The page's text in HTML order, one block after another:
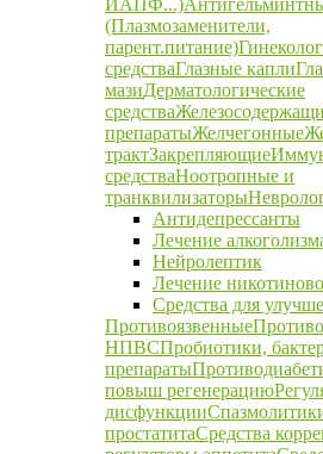
ИАПФ...)
(Плазмозаменители,
парент.питание)
средстваГлазные капли
мазиДерматологические
средства
препаратыЖелчегонные
трактЗакрепляющие
средстваНоотропные и
транквилизаторы
Антидепрессанты
Лечение
Нейролептик
Лечение
Средства для
Противоязвенные
НПВСПробиотики,
препараты
повыш регенерацию
дисфункции
простатитаСредства